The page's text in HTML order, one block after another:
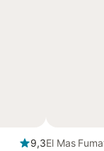
9,3El Mas